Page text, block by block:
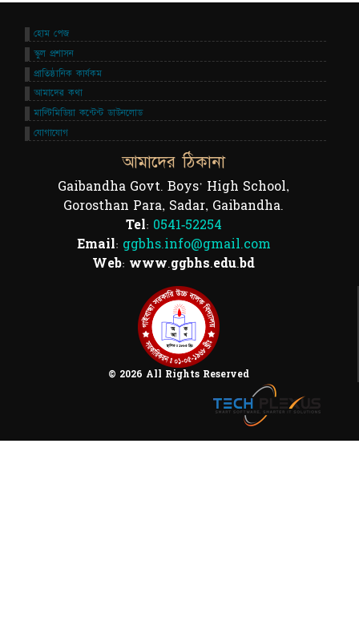
© 2026 All Rights Reserved
আমাদের ঠিকানা
Gaibandha Govt. Boys' High School,
Gorosthan Para, Sadar, Gaibandha.
Tel: 0541-52254
Email: ggbhs.info@gmail.com
Web: www.ggbhs.edu.bd
হোম পেজ
স্কুল প্রশাসন
প্রাতিষ্ঠানিক কার্যকম
আমাদের কথা
মাল্টিমিডিয়া কন্টেন্ট ডাউনলোড
যোগাযোগ